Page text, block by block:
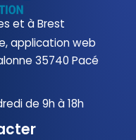
et à Brest
application web
35740 Pacé
de 9h à 18h